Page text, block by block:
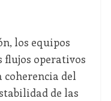
los equipos
flujos operativos
coherencia del
de las